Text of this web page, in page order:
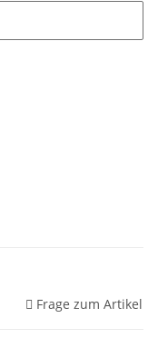
Frage zum Artikel